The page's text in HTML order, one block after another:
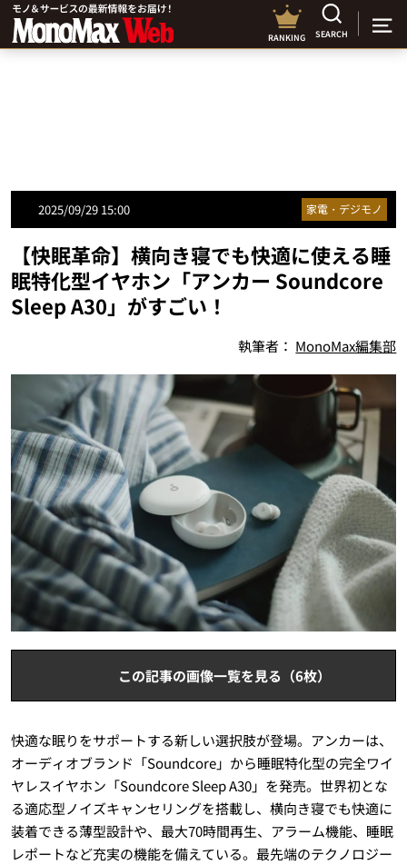
RANKING SEARCH
2025/09/29 15:00 家電・デジモノ
【快眠革命】横向き寝でも快適に使える睡
眠特化型イヤホン「アンカー Soundcore
Sleep A30」がすごい！
執筆者： MonoMax編集部
この記事の画像一覧を見る（6枚）
快適な眠りをサポートする新しい選択肢が登場。アンカーは、
オーディオブランド「Soundcore」から睡眠特化型の完全ワイ
ヤレスイヤホン「Soundcore Sleep A30」を発売。世界初とな
る適応型ノイズキャンセリングを搭載し、横向き寝でも快適に
装着できる薄型設計や、最大70時間再生、アラーム機能、睡眠
レポートなど充実の機能を備えている。最先端のテクノロジー